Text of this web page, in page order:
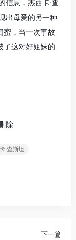
信息，杰西卡·查
出母爱的另一种
蜜，当一次事故
了这对好姐妹的
除
·查斯坦
下一篇